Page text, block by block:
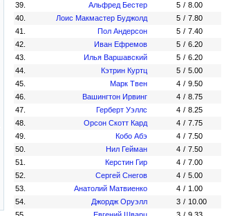
39.
Альфред Бестер 5 / 8.00
40.
Лоис Макмастер Буджолд 5 / 7.80
41.
Пол Андерсон 5 / 7.40
42.
Иван Ефремов 5 / 6.20
43.
Илья Варшавский 5 / 6.20
44.
Кэтрин Куртц 5 / 5.00
45.
Марк Твен 4 / 9.50
46.
Вашингтон Ирвинг 4 / 8.75
47.
Герберт Уэллс 4 / 8.25
48.
Орсон Скотт Кард 4 / 7.75
49.
Кобо Абэ 4 / 7.50
50.
Нил Гейман 4 / 7.50
51.
Керстин Гир 4 / 7.00
52.
Сергей Снегов 4 / 5.00
53.
Анатолий Матвиенко 4 / 1.00
54.
Джордж Оруэлл 3 / 10.00